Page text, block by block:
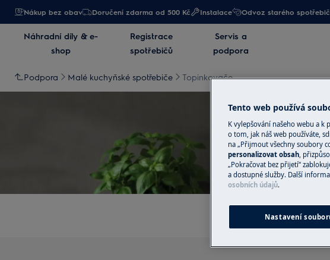
Nákup bez obav Doručení zdarma od 500 Kč Instalace Odvoz starého
Náhradní díly & e-
shop
Registrace
spotřebičů
Servis a
podpora
Podpora Malé kuchyňské spotřebiče Topinkovače
Tento web používá
K vylepšování našeho webu a
o tom, jak náš web používáte,
na „Přijmout všechny soubory
personalizovat obsah,
„Pokračovat bez přijetí“
a dostupné služby. Další
osobních údajů.
Nastavení